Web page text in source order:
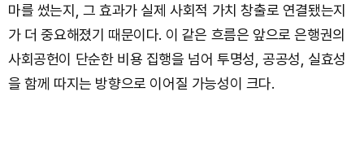
마를 썼는지, 그 효과가 실제 사회적 가치 창출로 연결됐는지
가 더 중요해졌기 때문이다. 이 같은 흐름은 앞으로 은행권의
사회공헌이 단순한 비용 집행을 넘어 투명성, 공공성, 실효성
을 함께 따지는 방향으로 이어질 가능성이 크다.